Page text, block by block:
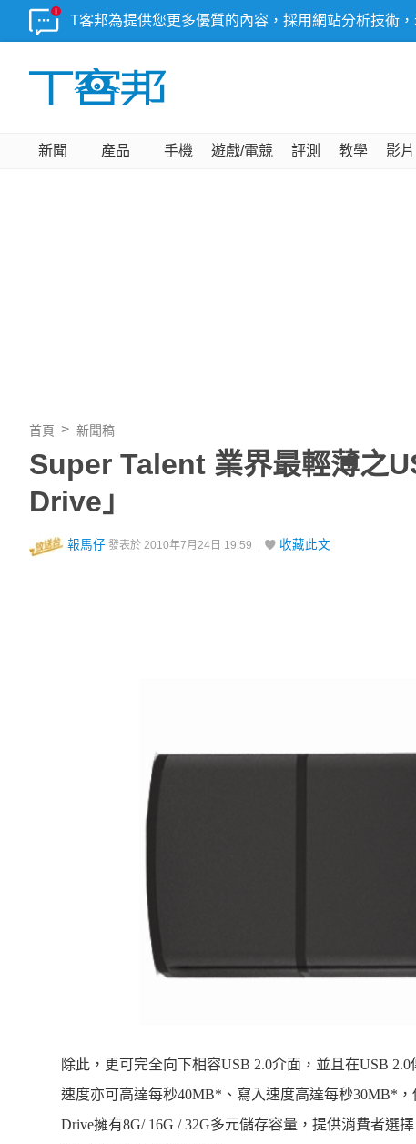
T客邦為提供您更多優質的內容，採用網站分析技術
新聞 產品 手機 遊戲/電競 評測 教學 影片
首頁 新聞稿
Super Talent 業界最輕薄之
Drive」
報馬仔 發表於 2010年7月24日 19:59 收藏此文
除此，更可完全向下相容USB 2.0介面，並且在USB 2.0
速度亦可高達每秒40MB* 、寫入速度高達每秒30MB*
Drive擁有8G/ 16G / 32G多元儲存容量，提供消費者選